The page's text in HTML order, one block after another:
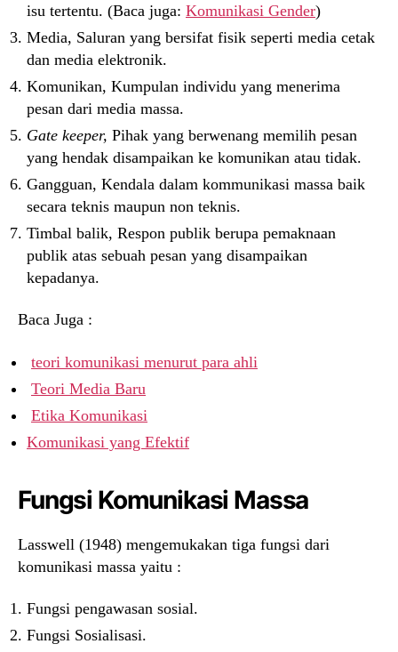
isu tertentu. (Baca juga: Komunikasi Gender)
Media, Saluran yang bersifat fisik seperti media cetak
dan media elektronik.
Komunikan, Kumpulan individu yang menerima
pesan dari media massa.
Gate keeper, Pihak yang berwenang memilih pesan
yang hendak disampaikan ke komunikan atau tidak.
Gangguan, Kendala dalam kommunikasi massa baik
secara teknis maupun non teknis.
Timbal balik, Respon publik berupa pemaknaan
publik atas sebuah pesan yang disampaikan
kepadanya.
Baca Juga :
teori komunikasi menurut para ahli
Teori Media Baru
Etika Komunikasi
Komunikasi yang Efektif
Fungsi Komunikasi Massa
Lasswell (1948) mengemukakan tiga fungsi dari
komunikasi massa yaitu :
Fungsi pengawasan sosial.
Fungsi Sosialisasi.